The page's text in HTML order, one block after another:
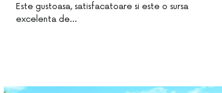
Este gustoasa, satisfacatoare si este o sursa
excelenta de…